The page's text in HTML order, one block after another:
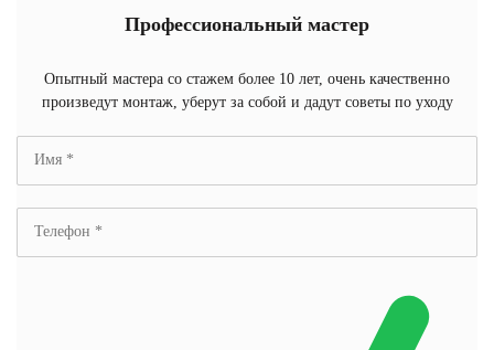
Профессиональный мастер
Опытный мастера со стажем более 10 лет, очень качественно
произведут монтаж, уберут за собой и дадут советы по уходу